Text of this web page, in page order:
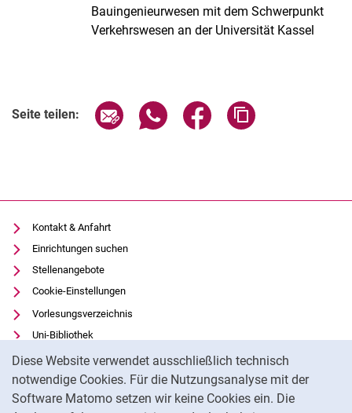
Diese Website verwendet ausschließlich technisch
notwendige Cookies. Für die Nutzungsanalyse mit der
Software Matomo setzen wir keine Cookies ein. Die
Bauingenieurwesen mit dem Schwerpunkt
Verkehrswesen an der Universität Kassel
Seite teilen: Seite über E-Mail teilen
Seite über WhatsApp teilen
Seite über Facebook
Kontakt & Anfahrt
Einrichtungen suchen
Stellenangebote
Cookie-Einstellungen
Vorlesungsverzeichnis
Uni-Bibliothek
Moodle
Panopto
Datenschutz